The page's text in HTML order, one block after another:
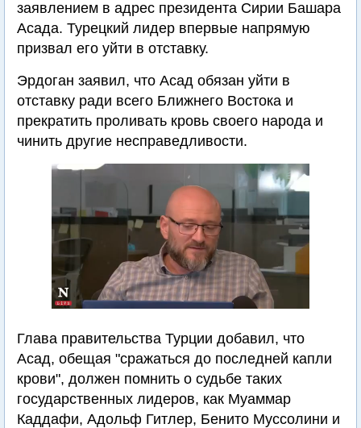
заявлением в адрес президента Сирии Башара
Асада. Турецкий лидер впервые напрямую
призвал его уйти в отставку.
Эрдоган заявил, что Асад обязан уйти в
отставку ради всего Ближнего Востока и
прекратить проливать кровь своего народа и
чинить другие несправедливости.
Глава правительства Турции добавил, что
Асад, обещая "сражаться до последней капли
крови", должен помнить о судьбе таких
государственных лидеров, как Муаммар
Каддафи, Адольф Гитлер, Бенито Муссолини и